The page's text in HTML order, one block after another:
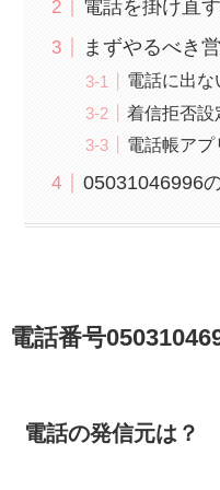
電話を掛け直
まずやるべき
電話に出な
着信拒否設
電話帳アプ
05031046996
電話番号
電話の発信元は？